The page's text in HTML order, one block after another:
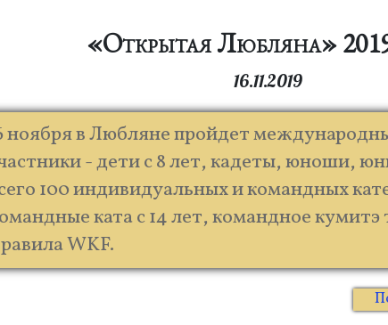
«Открытая Любляна»
16.11.2019
ноября в Любляне пройдет
- дети с 8 лет, кадеты, юноши,
100 индивидуальных и командных
ката с 14 лет, командное кумитэ
WKF.